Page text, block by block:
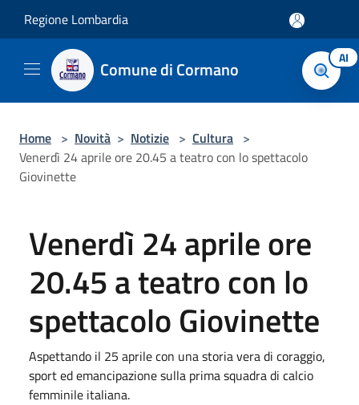
Regione Lombardia
Comune di Cormano AI
Home > Novità > Notizie > Cultura >
Venerdì 24 aprile ore 20.45 a teatro con lo spettacolo
Giovinette
Venerdì 24 aprile ore
20.45 a teatro con lo
spettacolo Giovinette
Aspettando il 25 aprile con una storia vera di coraggio,
sport ed emancipazione sulla prima squadra di calcio
femminile italiana.